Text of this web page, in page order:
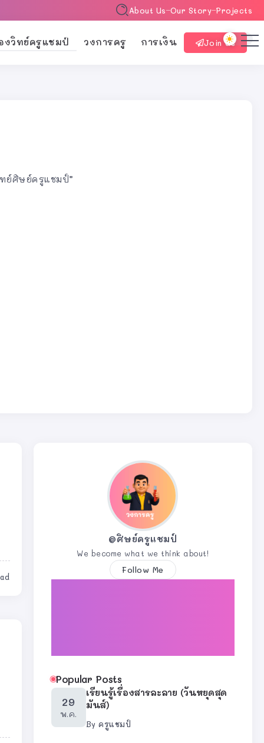
About Us Our Story Projects
งวิทย์ครูแชมป์ วงการครู การเงิน Join Us
ย์ศิษย์ครูแชมป์”
@ศิษย์ครูแชมป์
We become what we think about!
Follow Me
Popular Posts
29
พ.ค.
เรียนรู้เรื่องสารละลาย (วันหยุดสุด
มันส์)
By ครูแชมป์